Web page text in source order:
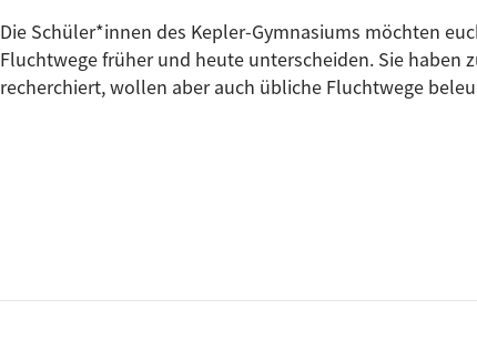
Die Schüler*innen des Kepler-Gymnasiums möchten
Fluchtwege früher und heute unterscheiden. Sie haben
recherchiert, wollen aber auch übliche Fluchtwege